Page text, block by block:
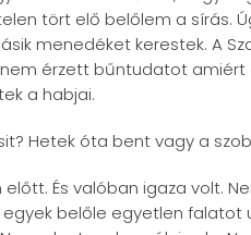
tört elő belőlem a sírás.
menedéket kerestek. A
érzett bűntudatot
a habjai.
Hetek óta bent vagy a
És valóban igaza volt.
belőle egyetlen